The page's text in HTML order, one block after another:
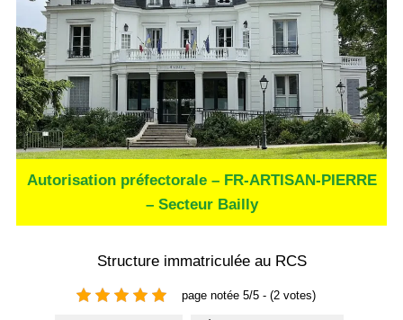
Autorisation préfectorale – FR-ARTISAN-PIERRE
– Secteur Bailly
Structure immatriculée au RCS
page notée 5/5 - (2 votes)